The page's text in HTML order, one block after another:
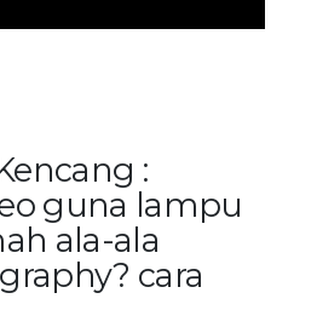
:
guna lampu
ala-ala
cara